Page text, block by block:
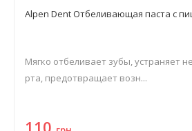
Alpen Dent Отбеливающая паста с
Мягко отбеливает зубы, устраняет
рта, предотвращает возн...
110